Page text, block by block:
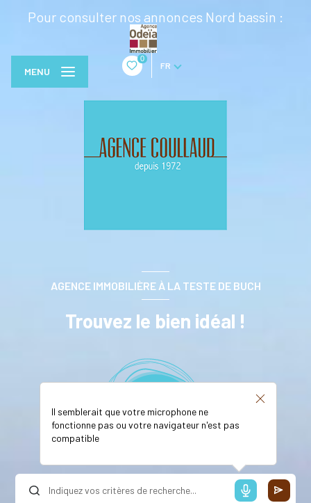
Pour consulter nos annonces Nord bassin :
0
FR
MENU
AGENCE IMMOBILIÈRE À LA TESTE DE BUCH
Trouvez le bien idéal !
Il semblerait que votre microphone ne
fonctionne pas ou votre navigateur n'est pas
compatible